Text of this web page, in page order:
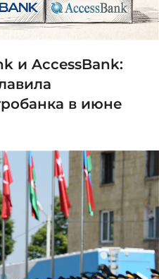
и AccessBank:
в июне